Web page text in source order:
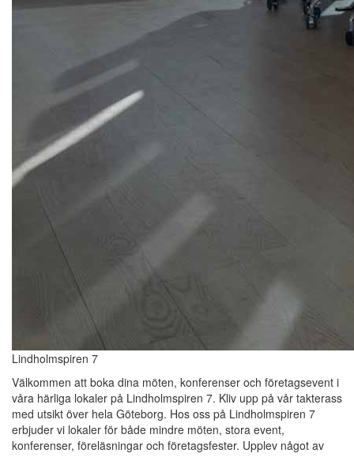
Lindholmspiren 7
Välkommen att boka dina möten, konferenser och företagsevent i
våra härliga lokaler på Lindholmspiren 7. Kliv upp på vår takterass
med utsikt över hela Göteborg. Hos oss på Lindholmspiren 7
erbjuder vi lokaler för både mindre möten, stora event,
konferenser, föreläsningar och företagsfester. Upplev något av